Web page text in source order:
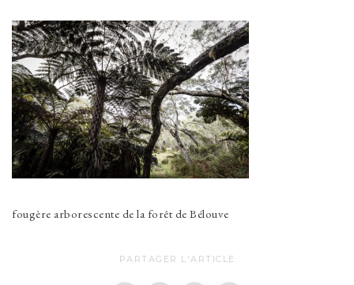
fougère arborescente de la forêt de Bélouve
PARTAGER L'ARTICLE